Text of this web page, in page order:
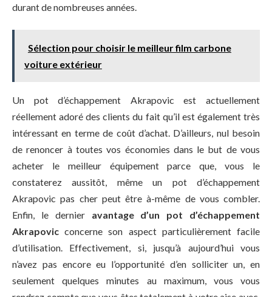
durant de nombreuses années.
Sélection pour choisir le meilleur film carbone
voiture extérieur
Un pot d’échappement Akrapovic est actuellement
réellement adoré des clients du fait qu’il est également très
intéressant en terme de coût d’achat. D’ailleurs, nul besoin
de renoncer à toutes vos économies dans le but de vous
acheter le meilleur équipement parce que, vous le
constaterez aussitôt, même un pot d’échappement
Akrapovic pas cher peut être à-même de vous combler.
Enfin, le dernier avantage d’un pot d’échappement
Akrapovic concerne son aspect particulièrement facile
d’utilisation. Effectivement, si, jusqu’à aujourd’hui vous
n’avez pas encore eu l’opportunité d’en solliciter un, en
seulement quelques minutes au maximum, vous vous